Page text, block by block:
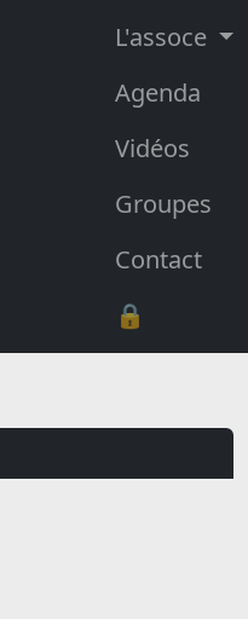
L'assoce
Agenda
Vidéos
Groupes
Contact
🔒